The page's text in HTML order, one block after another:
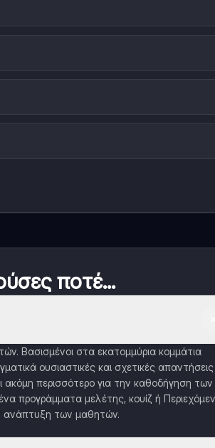
ποτέ...
Βασισμένοι στα εκατομμύρια κομμάτια
ουσιαστικές και σχετικές απαντήσεις
περισσότερο για την καθοδήγηση των
προγράμματα μελέτης, κουίζ ή
ανάπτυξη των μαθητών.